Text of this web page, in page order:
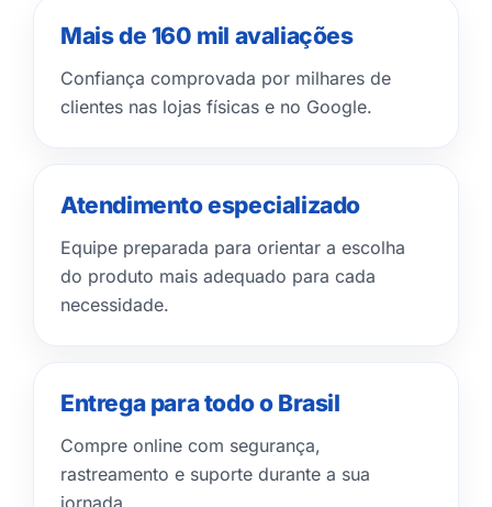
Mais de 160 mil avaliações
Confiança comprovada por milhares de
clientes nas lojas físicas e no Google.
Atendimento especializado
Equipe preparada para orientar a escolha
do produto mais adequado para cada
necessidade.
Entrega para todo o Brasil
Compre online com segurança,
rastreamento e suporte durante a sua
jornada.